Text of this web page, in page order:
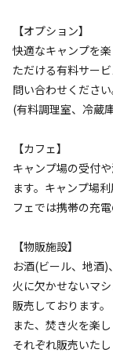
【オプション】
快適なキャンプを
ただける有料サー
問い合わせくださ
(有料調理室、冷蔵
【カフェ】
キャンプ場の受付
ます。キャンプ場
フェでは携帯の充
【物販施設】
お酒(ビール、地酒)
火に欠かせないマ
販売しております。
また、焚き火を楽
それぞれ販売いたし
利用人数
検索対象
キャンプサイ